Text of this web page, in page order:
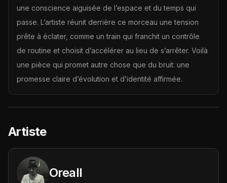
une conscience aiguisée de l’espace et du temps qui
passe. L’artiste réunit derrière ce morceau une tension
prête à éclater, comme un train qui franchit un contrôle
de routine et choisit d’accélérer au lieu de s’arrêter. Voilà
une pièce qui promet autre chose que du bruit: une
promesse claire d’évolution et d’identité affirmée.
Artiste
Oreall